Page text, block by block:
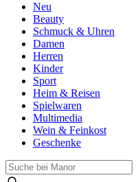
Neu
Beauty
Schmuck & Uhren
Damen
Herren
Kinder
Sport
Heim & Reisen
Spielwaren
Multimedia
Wein & Feinkost
Geschenke